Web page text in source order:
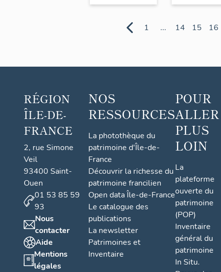
1 ... 14 15 16
RÉGION
ÎLE-DE-
FRANCE
2, rue Simone
Veil
93400 Saint-
Ouen
01 53 85 59
93
Nous
contacter
Aide
Mentions
légales
NOS
RESSOURCES
La photothèque du
patrimoine d'Île-de-
France
Découvrir la richesse du
patrimoine francilien
Open data Île-de-France
Le catalogue des
publications
La newsletter
Patrimoines et
Inventaire
POUR
ALLER
PLUS
LOIN
La
plateforme
ouverte du
patrimoine
(POP)
Inventaire
général du
patrimoine
In Situ.